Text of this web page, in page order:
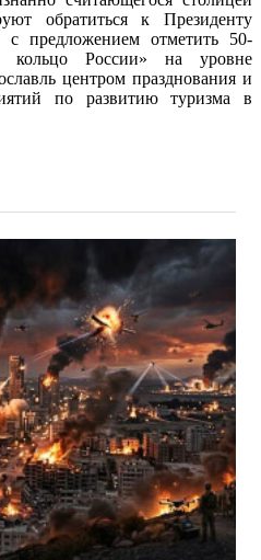
обратиться к Президенту
предложением отметить 50-
кольцо России» на уровне
центром празднования и
по развитию туризма в